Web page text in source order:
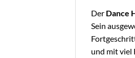
Der Dance
Sein
und mit viel